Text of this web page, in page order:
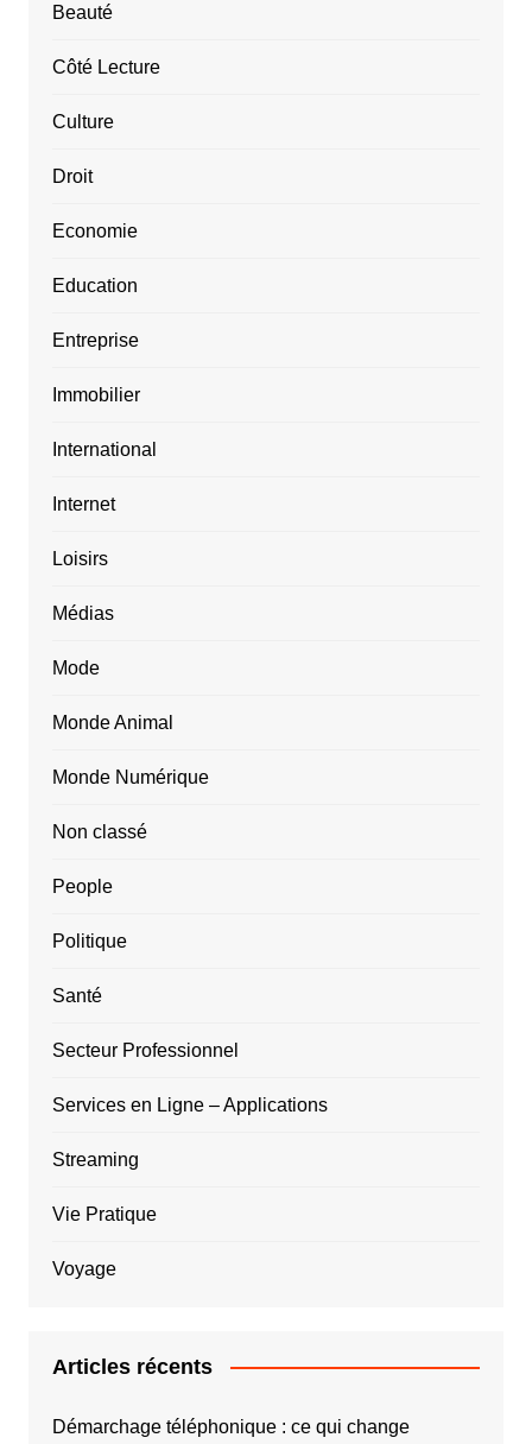
Beauté
Côté Lecture
Culture
Droit
Economie
Education
Entreprise
Immobilier
International
Internet
Loisirs
Médias
Mode
Monde Animal
Monde Numérique
Non classé
People
Politique
Santé
Secteur Professionnel
Services en Ligne – Applications
Streaming
Vie Pratique
Voyage
Articles récents
Démarchage téléphonique : ce qui change